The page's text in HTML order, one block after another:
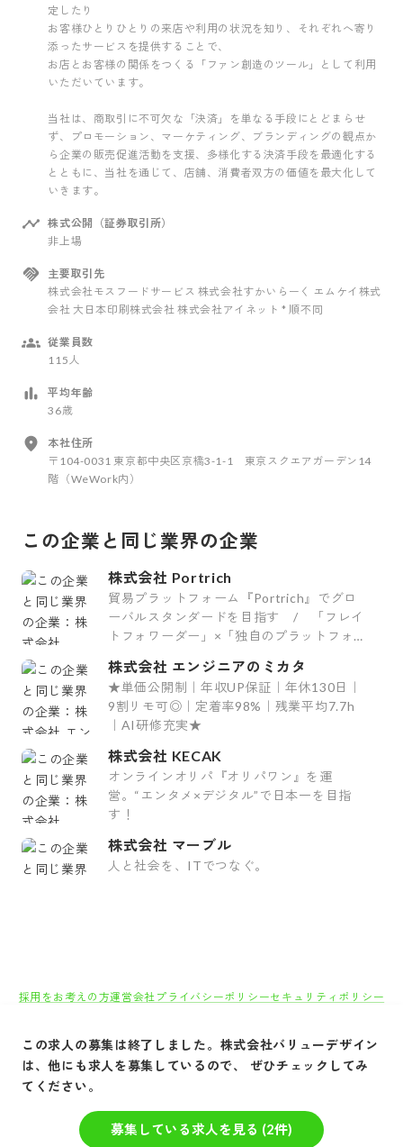
定したり
お客様ひとりひとりの来店や利用の状況を知り、それぞれへ寄り
添ったサービスを提供することで、
お店とお客様の関係をつくる「ファン創造のツール」として利用
いただいています。
当社は、商取引に不可欠な「決済」を単なる手段にとどまらせ
ず、プロモーション、マーケティング、ブランディングの観点か
ら企業の販売促進活動を支援、多様化する決済手段を最適化する
とともに、当社を通じて、店舗、消費者双方の価値を最大化して
いきます。
株式公開（証券取引所）
非上場
主要取引先
株式会社モスフードサービス 株式会社すかいらーく エムケイ株式
会社 大日本印刷株式会社 株式会社アイネット * 順不同
従業員数
115人
平均年齢
36歳
本社住所
〒104-0031 東京都中央区京橋3-1-1 東京スクエアガーデン14
階（WeWork内）
この企業と同じ業界の企業
株式会社 Portrich
貿易プラットフォーム『Portrich』でグロ
ーバルスタンダードを目指す / 「フレイ
トフォワーダー」×「独自のプラットフォー
株式会社 エンジニアのミカタ
★単価公開制｜年収UP保証｜年休130日｜
9割リモ可◎｜定着率98%｜残業平均7.7h
｜AI研修充実★
株式会社 KECAK
オンラインオリパ『オリパワン』を運
営。“エンタメ×デジタル”で日本一を目指
す！
株式会社 マーブル
人と社会を、ITでつなぐ。
この求人の募集は終了しました。 株式会社バリューデザイン
は、他にも求人を募集しているので、 ぜひチェックしてみ
てください。
募集している求人を見る (2件)
採用をお考えの方運営会社 プライバシーポリシーセキュリティポリシー
Copyright© Atrae, Inc. All Right Reserved.
転職サイトGreen